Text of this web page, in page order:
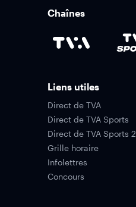
Chaînes
Liens utiles
Direct de TVA
Direct de TVA Sports
Direct de TVA Sports 2
Grille horaire
Infolettres
Concours